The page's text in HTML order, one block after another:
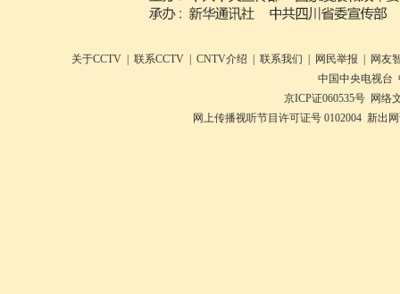
关于CCTV 联系CCTV CNTV介绍 联系我们 网民举报
网友
中国中央电视台
京ICP证060535号 网络
网上传播视听节目许可证号 0102004 新出